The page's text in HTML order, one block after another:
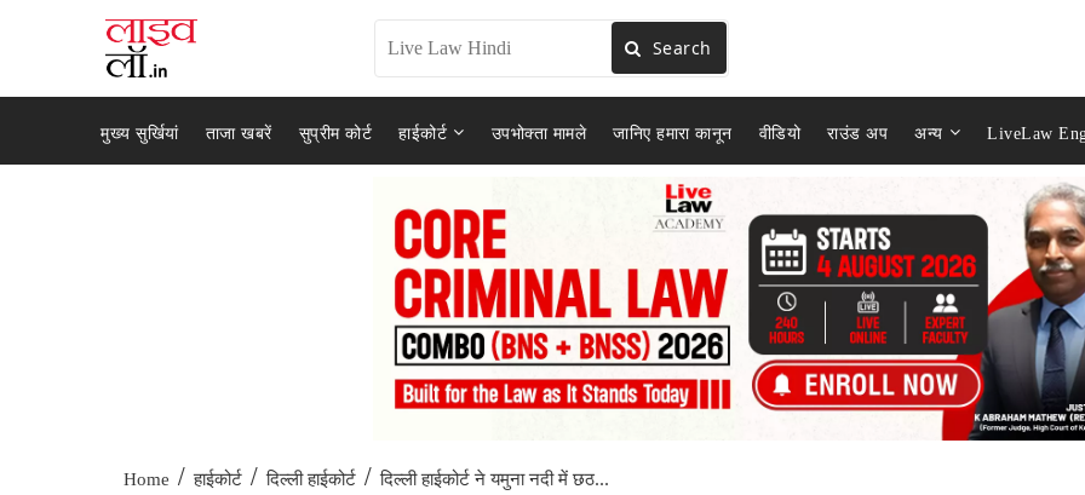
Search
मुख्य सुर्खियां ताजा खबरें सुप्रीम कोर्ट हाईकोर्ट उपभोक्ता मामले जानिए हमारा कानून वीडियो राउंड अप अन्य LiveLaw
Home / हाईकोर्ट / दिल्ली हाईकोर्ट / दिल्ली हाईकोर्ट ने यमुना नदी में छठ...